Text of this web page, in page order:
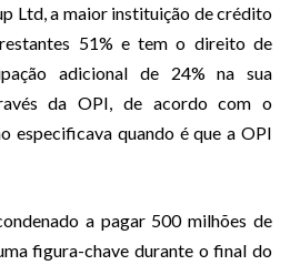
Ltd, a maior instituição de crédito
51% e tem o direito de
adicional de 24% na sua
da OPI, de acordo com o
especificava quando é que a OPI
a pagar 500 milhões de
figura-chave durante o final do